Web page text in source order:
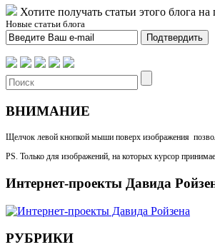
Хотите получать статьи этого блога на
Новые статьи блога
Подтвердить
ВНИМАНИЕ
Щелчок левой кнопкой мыши поверх изображения
PS. Только для изображений, на которых курсор
Интернет-проекты Давида
РУБРИКИ